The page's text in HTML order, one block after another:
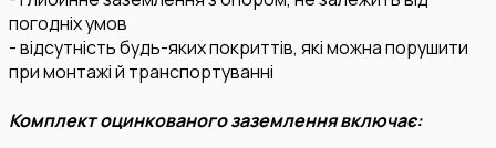
погодніх умов
- відсутність будь-яких покриттів, які можна порушити
при монтажі й транспортуванні
Комплект оцинкованого заземлення включає: